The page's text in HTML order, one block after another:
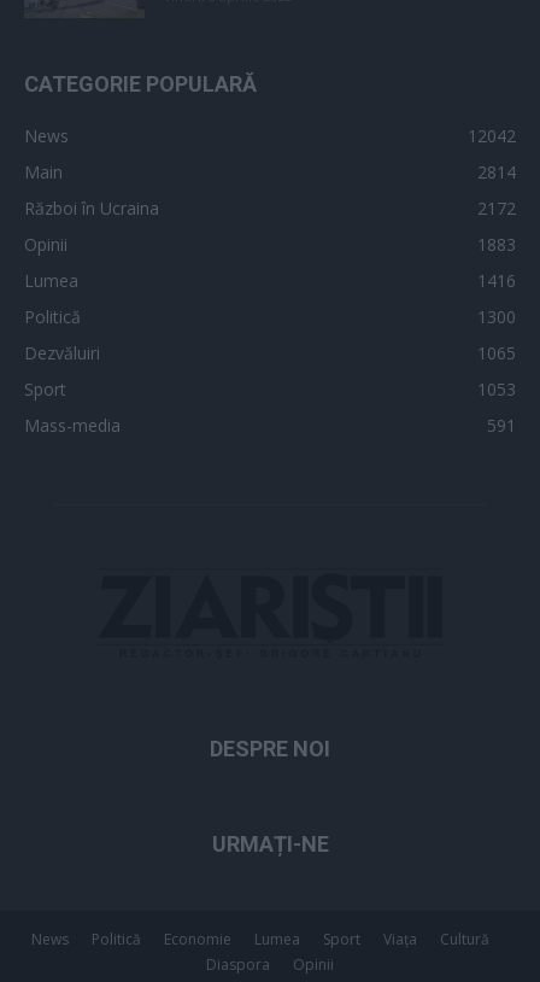
CATEGORIE POPULARĂ
News
12042
Main
2814
Război în Ucraina
2172
Opinii
1883
Lumea
1416
Politică
1300
Dezvăluiri
1065
Sport
1053
Mass-media
591
DESPRE NOI
URMAȚI-NE
News Politică Economie Lumea Sport Viața
Cultură
Diaspora
Opinii